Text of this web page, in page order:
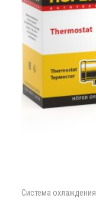
Система охлаждения